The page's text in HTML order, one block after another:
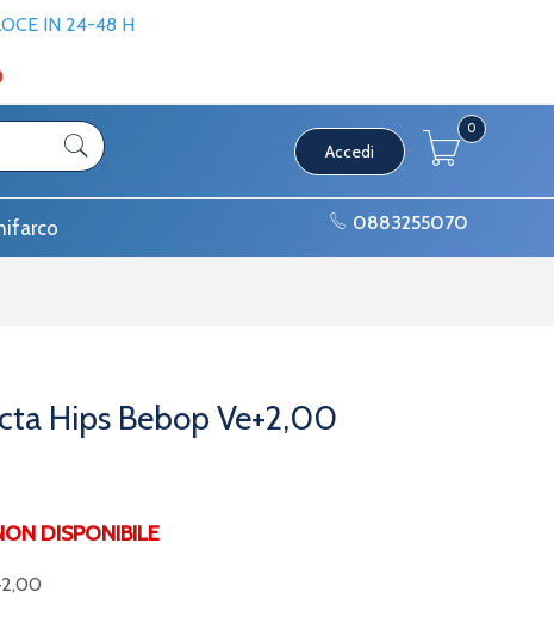
IN 24-48 H
Accedi
0
0883255070
Hips Bebop Ve+2,00
DISPONIBILE